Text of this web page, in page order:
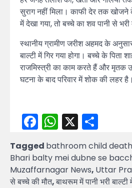
सुराग नहीं मिला। काफी देर तक
में देखा गया, तो बच्चे का शव पानी से
स्थानीय ग्रामीण जरीश अहमद के
बाल्टी में गिर गया होगा। बच्चे के पिता
राजमिस्त्री का काम करते हैं और मृतक
घटना के बाद परिवार में शोक की लहर है।
Facebook
WhatsApp
X
Tagged bathroom child death
Bhari balty mei dubne se
Muzaffarnagar News, Uttar
से बच्चे की मौत,बाथरूम में पानी भरी